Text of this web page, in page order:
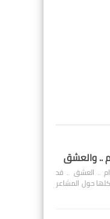
.. والعشق
.. العشق .. قد
حول المشاعر